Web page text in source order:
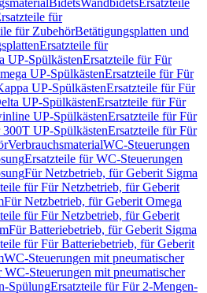
BidetsWandbidetsErsatzteile
für
für ZubehörBetätigungsplatten und
Ersatzteile für
UP-SpülkästenErsatzteile für Für
UP-SpülkästenErsatzteile für Für
UP-SpülkästenErsatzteile für Für
UP-SpülkästenErsatzteile für Für
UP-SpülkästenErsatzteile für Für
300T UP-SpülkästenErsatzteile für Für
VerbrauchsmaterialWC-Steuerungen
Ersatzteile für WC-Steuerungen
Für Netzbetrieb, für Geberit Sigma
für Für Netzbetrieb, für Geberit
Für Netzbetrieb, für Geberit Omega
für Für Netzbetrieb, für Geberit
Für Batteriebetrieb, für Geberit Sigma
für Für Batteriebetrieb, für Geberit
WC-Steuerungen mit pneumatischer
WC-Steuerungen mit pneumatischer
SpülungErsatzteile für Für 2-Mengen-